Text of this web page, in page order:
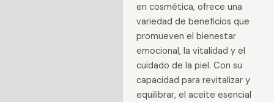
en cosmética, ofrece una
variedad de beneficios que
promueven el bienestar
emocional, la vitalidad y el
cuidado de la piel. Con su
capacidad para revitalizar y
equilibrar, el aceite esencial